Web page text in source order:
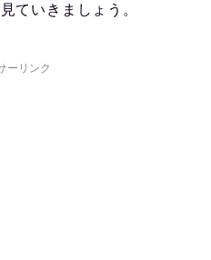
ていきましょう。
ーリンク